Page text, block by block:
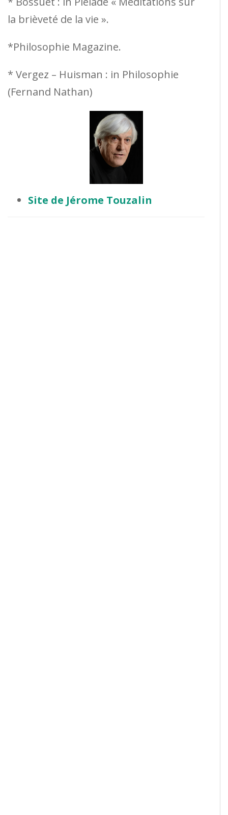
la brièveté de la vie ».
*Philosophie Magazine.
* Vergez – Huisman : in Philosophie
(Fernand Nathan)
Site de Jérome Touzalin